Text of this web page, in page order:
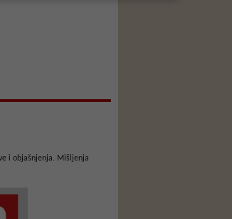
i objašnjenja. Mišljenja